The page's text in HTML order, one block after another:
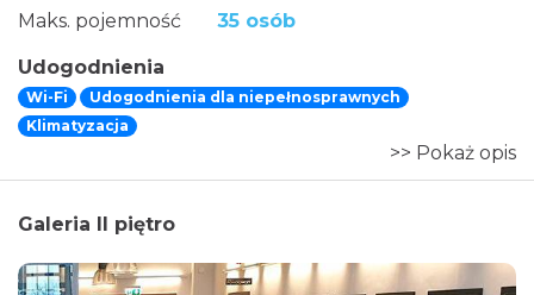
Maks. pojemność
35 osób
Udogodnienia
Wi-Fi
Udogodnienia dla niepełnosprawnych
Klimatyzacja
>> Pokaż opis
Galeria II piętro